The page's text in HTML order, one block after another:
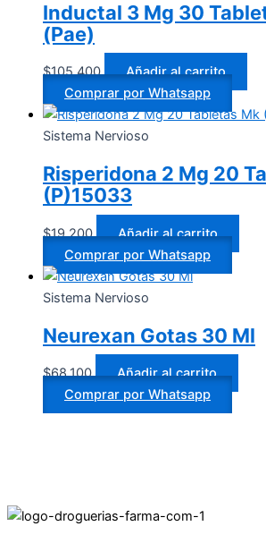
Inductal 3 Mg 30
(Pae)
$105.400
Añadir al carrito
Comprar por Whatsapp
Sistema Nervioso
Risperidona 2 Mg 20
(P)15033
$19.200
Añadir al carrito
Comprar por Whatsapp
Sistema Nervioso
Neurexan Gotas 30 Ml
$68.100
Añadir al carrito
Comprar por Whatsapp